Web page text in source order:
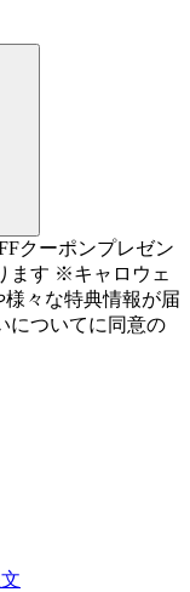
クーポンプレゼン
ます ※キャロウェ
々な特典情報が届
についてに同意の